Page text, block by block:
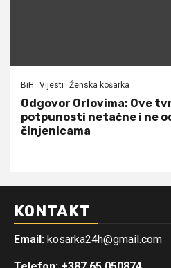
BiH Vijesti Ženska košarka
Odgovor Orlovima: ​Ove
potpunosti netačne i ne
činjenicama
KONTAKT
Email: kosarka24h@gmail.com